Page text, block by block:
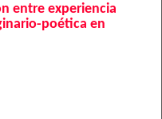
entre experiencia
poética en